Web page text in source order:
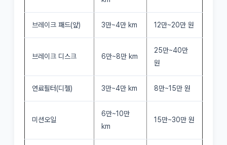
브레이크 패드(앞) 3만~4만 km 12만~20만 원
브레이크 디스크 6만~8만 km
25만~40만
원
연료필터(디젤) 3만~4만 km 8만~15만 원
미션오일
6만~10만
km
15만~30만 원